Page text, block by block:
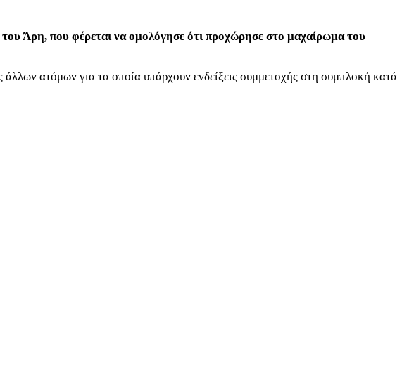
Άρη, που φέρεται να ομολόγησε ότι προχώρησε στο μαχαίρωμα του
ατόμων για τα οποία υπάρχουν ενδείξεις συμμετοχής στη συμπλοκή κατά